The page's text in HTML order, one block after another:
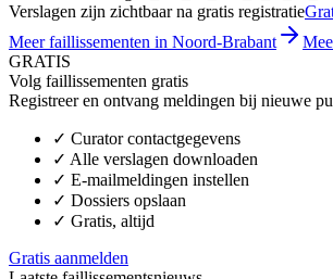
Verslagen zijn zichtbaar na gratis registratie
Meer faillissementen in Noord-Brabant
GRATIS
Volg faillissementen gratis
Registreer en ontvang meldingen bij nieuwe
✓ Curator contactgegevens
✓ Alle verslagen downloaden
✓ E-mailmeldingen instellen
✓ Dossiers opslaan
✓ Gratis, altijd
Gratis aanmelden